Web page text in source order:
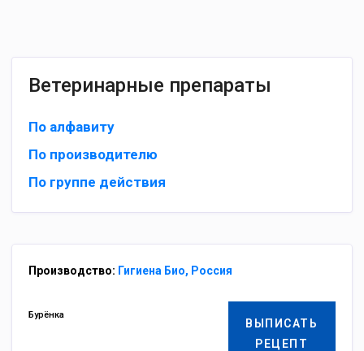
Ветеринарные препараты
По алфавиту
По производителю
По группе действия
Производство: Гигиена Био, Россия
ВЫПИСАТЬ
РЕЦЕПТ
Бурёнка